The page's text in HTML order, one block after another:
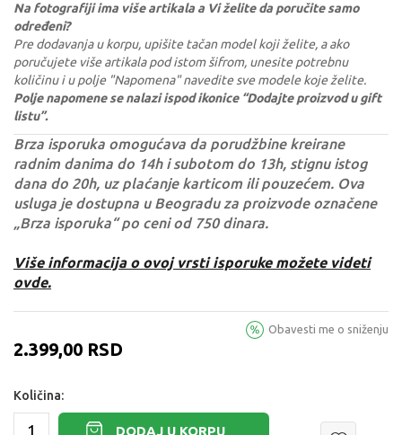
Na fotografiji ima više artikala a Vi želite da poručite samo
određeni?
Pre dodavanja u korpu, upišite tačan model koji želite, a ako
poručujete više artikala pod istom šifrom, unesite potrebnu
količinu i u polje "Napomena" navedite sve modele koje želite.
Polje napomene se nalazi ispod ikonice “Dodajte proizvod u gift
listu”.
Brza isporuka omogućava da porudžbine kreirane
radnim danima do 14h i subotom do 13h, stignu istog
dana do 20h, uz plaćanje karticom ili pouzećem. Ova
usluga je dostupna u Beogradu za proizvode označene
„Brza isporuka“ po ceni od 750 dinara.
Više informacija o ovoj vrsti isporuke možete videti
ovde.
2.399,00 RSD
Obavesti me o sniženju
Količina:
DODAJ U KORPU